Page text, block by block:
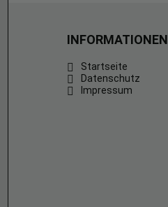
INFORMATIONEN
Startseite
Datenschutz
Impressum